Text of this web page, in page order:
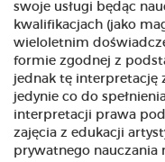
swoje usługi będąc
kwalifikacjach (jako
wieloletnim
formie zgodnej z
jednak tę interpretację
jedynie co do
interpretacji prawa
zajęcia z edukacji
prywatnego